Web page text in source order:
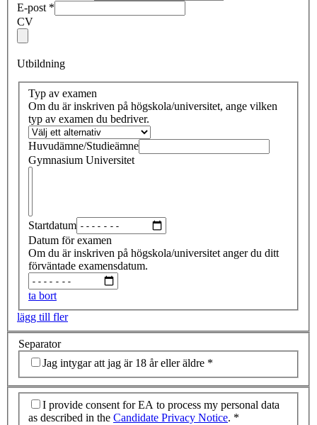
E-post*
CV
Utbildning
Typ av examen
Om du är inskriven på högskola/universitet, ange vilken
typ av examen du bedriver.
Huvudämne/Studieämne
Gymnasium Universitet
Startdatum
Datum för examen
Om du är inskriven på högskola/universitet anger du ditt
förväntade examensdatum.
ta bort
lägg till fler
Separator
Jag intygar att jag är 18 år eller äldre *
I provide consent for EA to process my personal data
as described in the Candidate Privacy Notice. *